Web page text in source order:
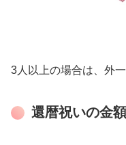
3人以上の場合は、外
還暦祝いの金